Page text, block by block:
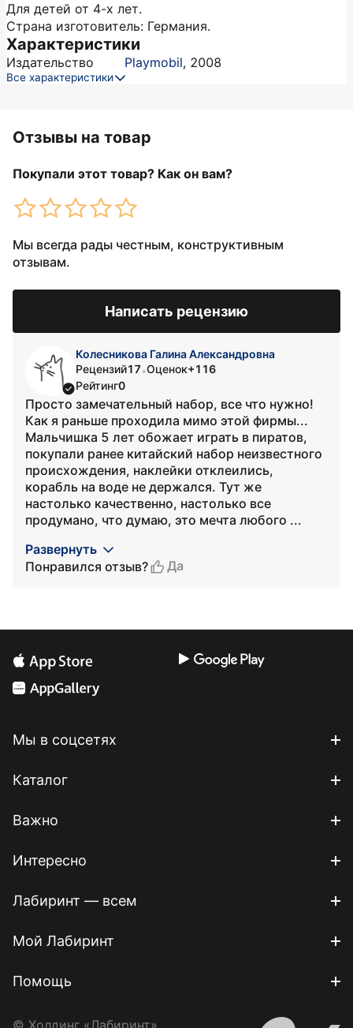
Для детей от 4-х лет.
Страна изготовитель: Германия.
Характеристики
Издательство Playmobil, 2008
Все характеристики
Отзывы на товар
Покупали этот товар? Как он вам?
Мы всегда рады честным, конструктивным
отзывам.
Написать рецензию
Колесникова Галина Александровна
Рецензий17•Оценок+116
Рейтинг0
Просто замечательный набор, все что нужно!
Как я раньше проходила мимо этой фирмы...
Мальчишка 5 лет обожает играть в пиратов,
покупали ранее китайский набор неизвестного
происхождения, наклейки отклеились,
корабль на воде не держался. Тут же
настолько качественно, настолько все
продумано, что думаю, это мечта любого ...
Развернуть
Понравился отзыв?
Да
Мы в соцсетях
Каталог
Важно
Интересно
Лабиринт — всем
Мой Лабиринт
Помощь
© Холдинг «Лабиринт»